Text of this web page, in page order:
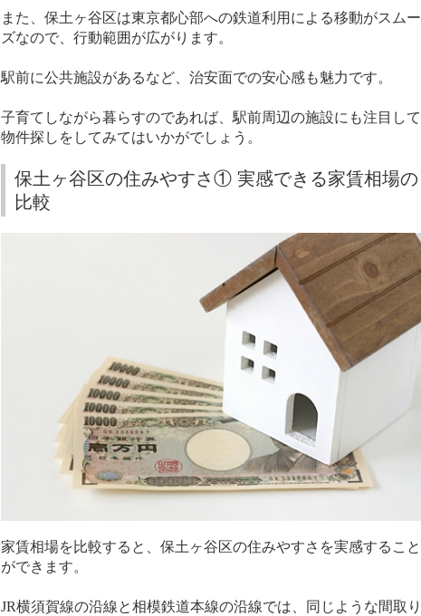
また、保土ヶ谷区は東京都心部への鉄道利用による移動がスムー
ズなので、行動範囲が広がります。
駅前に公共施設があるなど、治安面での安心感も魅力です。
子育てしながら暮らすのであれば、駅前周辺の施設にも注目して
物件探しをしてみてはいかがでしょう。
保土ヶ谷区の住みやすさ① 実感できる家賃相場の
比較
家賃相場を比較すると、保土ヶ谷区の住みやすさを実感すること
ができます。
JR横須賀線の沿線と相模鉄道本線の沿線では、同じような間取り